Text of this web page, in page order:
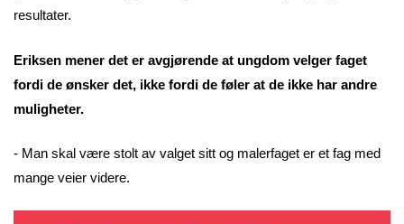
resultater.
Eriksen mener det er avgjørende at ungdom velger faget
fordi de ønsker det, ikke fordi de føler at de ikke har andre
muligheter.
- Man skal være stolt av valget sitt og malerfaget er et fag med
mange veier videre.